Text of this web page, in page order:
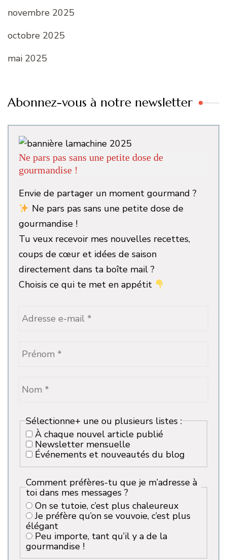
novembre 2025
octobre 2025
mai 2025
Abonnez-vous à notre newsletter
Ne pars pas sans une petite dose de
gourmandise !
Envie de partager un moment gourmand ?
Ne pars pas sans une petite dose de
gourmandise !
Tu veux recevoir mes nouvelles recettes,
coups de cœur et idées de saison
directement dans ta boîte mail ?
Choisis ce qui te met en appétit
Sélectionne+ une ou plusieurs listes :
À chaque nouvel article publié
Newsletter mensuelle
Événements et nouveautés du blog
Comment préfères-tu que je m’adresse à
toi dans mes messages ?
On se tutoie, c’est plus chaleureux
Je préfère qu’on se vouvoie, c’est plus
élégant
gourmandise !